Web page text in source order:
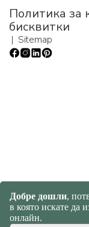
Политика за
бисквитки
| Sitemap